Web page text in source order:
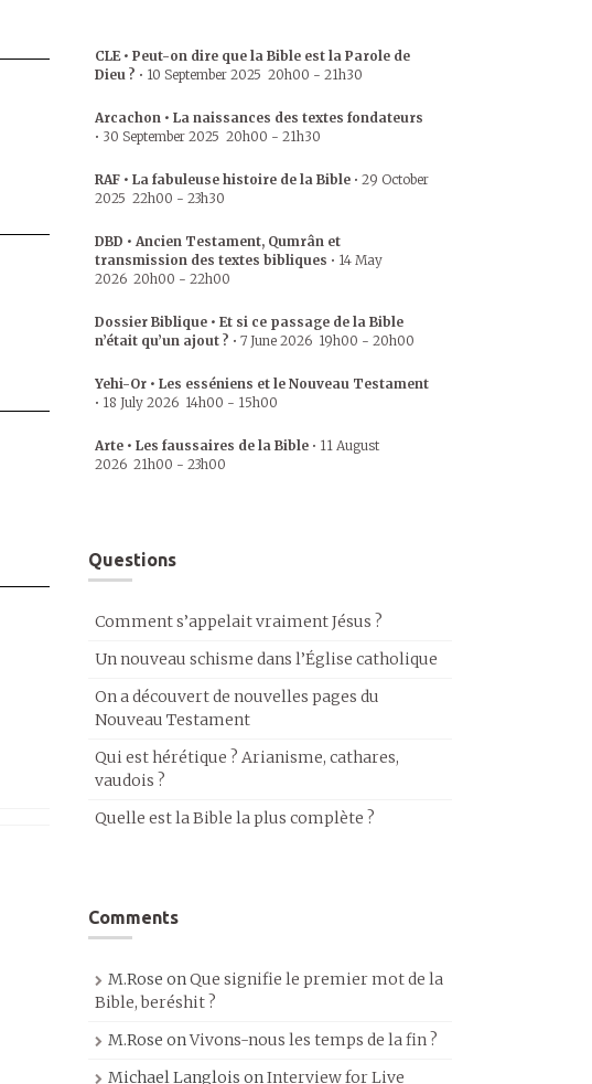
CLE • Peut-on dire que la Bible est la Parole de
Dieu ? • 10 September 2025 20h00 - 21h30
Arcachon • La naissances des textes fondateurs
• 30 September 2025 20h00 - 21h30
RAF • La fabuleuse histoire de la Bible • 29 October
2025 22h00 - 23h30
DBD • Ancien Testament, Qumrân et
transmission des textes bibliques • 14 May
2026 20h00 - 22h00
Dossier Biblique • Et si ce passage de la Bible
n’était qu’un ajout ? • 7 June 2026 19h00 - 20h00
Yehi-Or • Les esséniens et le Nouveau Testament
• 18 July 2026 14h00 - 15h00
Arte • Les faussaires de la Bible • 11 August
2026 21h00 - 23h00
Questions
Comment s’appelait vraiment Jésus ?
Un nouveau schisme dans l’Église catholique
On a découvert de nouvelles pages du
Nouveau Testament
Qui est hérétique ? Arianisme, cathares,
vaudois ?
Quelle est la Bible la plus complète ?
Comments
M.Rose onQue signifie le premier mot de la
Bible, beréshit ?
M.Rose onVivons-nous les temps de la fin ?
Michael Langlois onInterview for Live